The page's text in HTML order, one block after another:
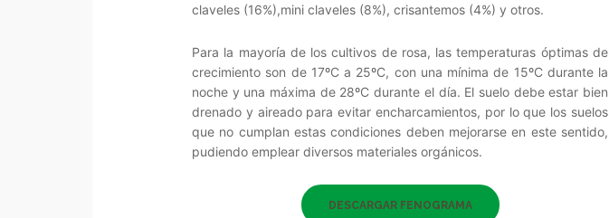
claveles (16%),mini claveles (8%), crisantemos (4%) y otros.
Para la mayoría de los cultivos de rosa, las temperaturas óptimas de
crecimiento son de 17ºC a 25ºC, con una mínima de 15ºC durante la
noche y una máxima de 28ºC durante el día. El suelo debe estar bien
drenado y aireado para evitar encharcamientos, por lo que los suelos
que no cumplan estas condiciones deben mejorarse en este sentido,
pudiendo emplear diversos materiales orgánicos.
DESCARGAR FENOGRAMA